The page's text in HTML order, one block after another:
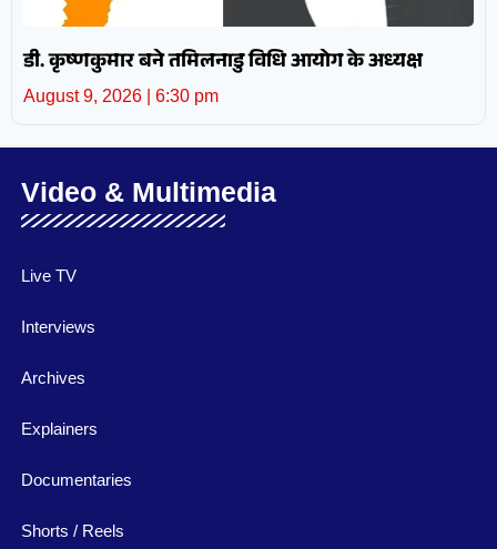
डी. कृष्णकुमार बने तमिलनाडु विधि आयोग के अध्यक्ष
August 9, 2026 6:30 pm
Video & Multimedia
Live TV
Interviews
Archives
Explainers
Documentaries
Shorts / Reels